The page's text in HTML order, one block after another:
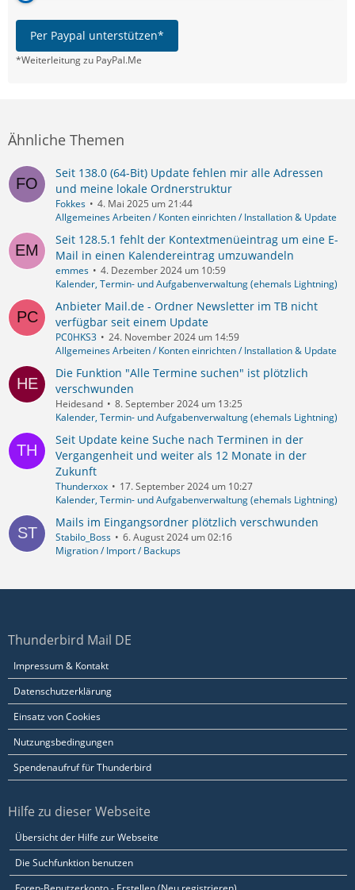
Per Paypal unterstützen*
*Weiterleitung zu PayPal.Me
Ähnliche Themen
Seit 138.0 (64-Bit) Update fehlen mir alle Adressen
und meine lokale Ordnerstruktur
Fokkes
4. Mai 2025 um 21:44
Allgemeines Arbeiten / Konten einrichten / Installation & Update
Seit 128.5.1 fehlt der Kontextmenüeintrag um eine E-
Mail in einen Kalendereintrag umzuwandeln
emmes
4. Dezember 2024 um 10:59
Kalender, Termin- und Aufgabenverwaltung (ehemals Lightning)
Anbieter Mail.de - Ordner Newsletter im TB nicht
verfügbar seit einem Update
PC0HKS3
24. November 2024 um 14:59
Allgemeines Arbeiten / Konten einrichten / Installation & Update
Die Funktion "Alle Termine suchen" ist plötzlich
verschwunden
Heidesand
8. September 2024 um 13:25
Kalender, Termin- und Aufgabenverwaltung (ehemals Lightning)
Seit Update keine Suche nach Terminen in der
Vergangenheit und weiter als 12 Monate in der
Zukunft
Thunderxox
17. September 2024 um 10:27
Kalender, Termin- und Aufgabenverwaltung (ehemals Lightning)
Mails im Eingangsordner plötzlich verschwunden
Stabilo_Boss
6. August 2024 um 02:16
Migration / Import / Backups
Thunderbird Mail DE
Impressum & Kontakt
Datenschutzerklärung
Einsatz von Cookies
Nutzungsbedingungen
Spendenaufruf für Thunderbird
Hilfe zu dieser Webseite
Übersicht der Hilfe zur Webseite
Die Suchfunktion benutzen